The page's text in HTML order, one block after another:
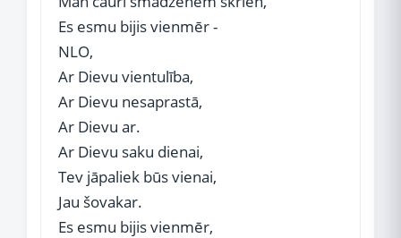
Es esmu bijis vienmēr -
NLO,
Ar Dievu vientulība,
Ar Dievu nesaprastā,
Ar Dievu ar.
Ar Dievu saku dienai,
Tev jāpaliek būs vienai,
Jau šovakar.
Es esmu bijis vienmēr,